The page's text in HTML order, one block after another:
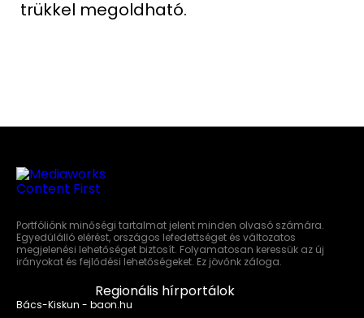
trükkel megoldható.
Portfóliónk minőségi tartalmat jelent minden olvasó számára.
Egyedülálló elérést, országos lefedettséget és változatos
megjelenési lehetőséget biztosít. Folyamatosan keressük az új
irányokat és fejlődési lehetőségeket. Ez jövőnk záloga.
Regionális hírportálok
Bács-Kiskun - baon.hu